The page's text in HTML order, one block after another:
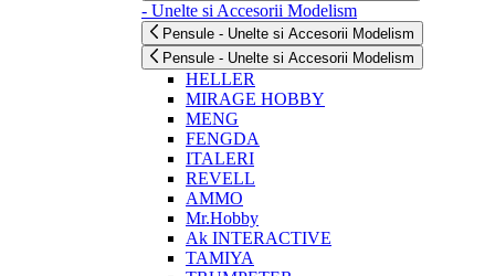
- Unelte si Accesorii Modelism
Pensule - Unelte si Accesorii Modelism
Pensule - Unelte si Accesorii Modelism
HELLER
MIRAGE HOBBY
MENG
FENGDA
ITALERI
REVELL
AMMO
Mr.Hobby
Ak INTERACTIVE
TAMIYA